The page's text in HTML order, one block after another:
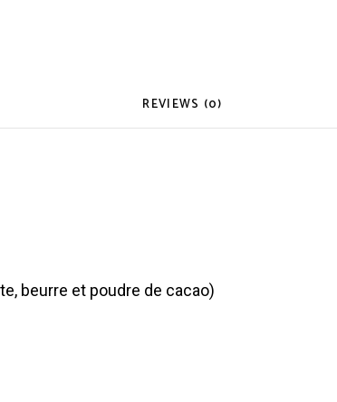
REVIEWS (0)
beurre et poudre de cacao)